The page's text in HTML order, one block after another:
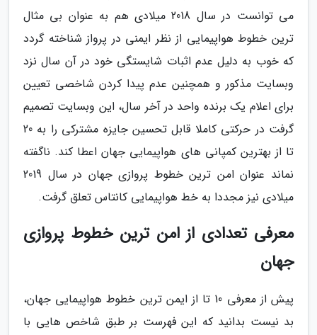
می توانست در سال 2018 میلادی هم به عنوان بی مثال
ترین خطوط هواپیمایی از نظر ایمنی در پرواز شناخته گردد
که خوب به دلیل عدم اثبات شایستگی خود در آن سال نزد
وبسایت مذکور و همچنین عدم پیدا کردن شاخصی تعیین
برای اعلام یک برنده واحد در آخر سال، این وبسایت تصمیم
گرفت در حرکتی کاملا قابل تحسین جایزه مشترکی را به 20
تا از بهترین کمپانی های هواپیمایی جهان اعطا کند. ناگفته
نماند عنوان امن ترین خطوط پروازی جهان در سال 2019
میلادی نیز مجددا به خط هواپیمایی کانتاس تعلق گرفت.
معرفی تعدادی از امن ترین خطوط پروازی
جهان
پیش از معرفی 10 تا از ایمن ترین خطوط هواپیمایی جهان،
بد نیست بدانید که این فهرست بر طبق شاخص هایی با